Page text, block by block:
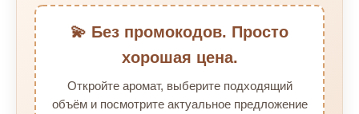
💫 Без промокодов. Просто
хорошая цена.
Откройте аромат, выберите подходящий
объём и посмотрите актуальное предложение